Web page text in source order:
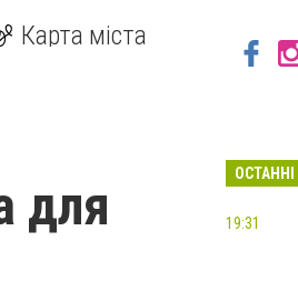
Карта міста
для
19:31